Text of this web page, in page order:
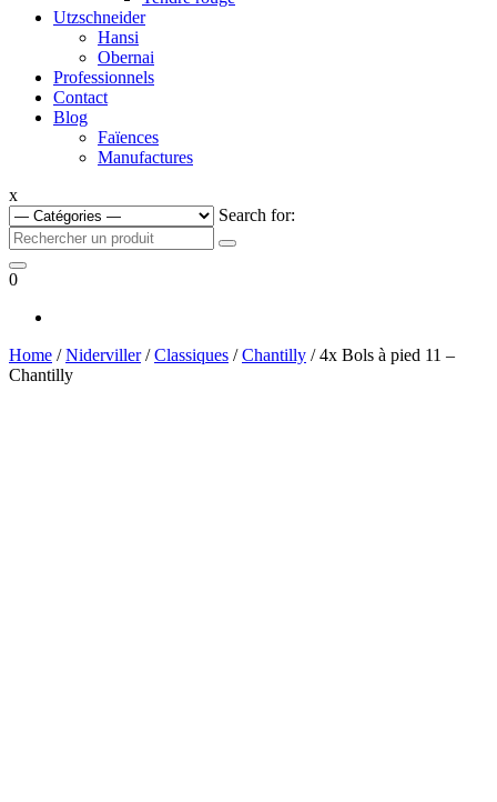
Utzschneider
Hansi
Obernai
Professionnels
Contact
Blog
Faïences
Manufactures
x
Search for:
0
Home /Niderviller/Classiques /Chantilly / 4x Bols à pied 11 –
Chantilly